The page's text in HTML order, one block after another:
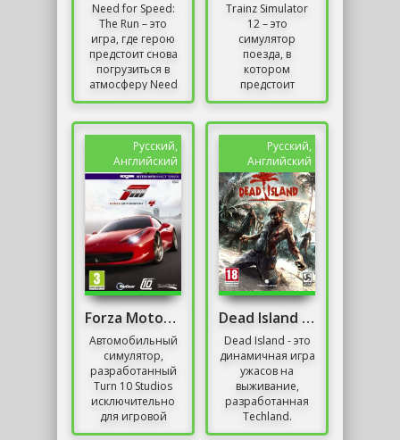
Need for Speed:
The Run – это
игра, где герою
предстоит снова
погрузиться в
атмосферу Need
for Speed.
агрессивными...
Trainz Simulator
12 – это
симулятор
поезда, в
котором
предстоит
управлять
единицами
экипажа, чтобы
переезжать из
точки А в точку...
Русский,
Английский
Forza Motorsport 4 Скачать
Автомобильный
симулятор,
разработанный
Turn 10 Studios
исключительно
для игровой
консоли Xbox
Русский,
Английский
Dead Island Механики
Dead Island - это
динамичная игра
ужасов на
выживание,
разработанная
Techland.
Программа, как